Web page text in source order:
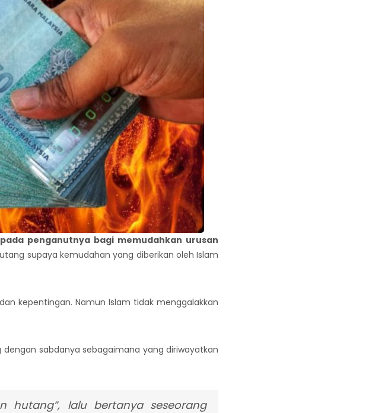
penganutnya bagi memudahkan urusan
supaya kemudahan yang diberikan oleh Islam
kepentingan. Namun Islam tidak menggalakkan
sabdanya sebagaimana yang diriwayatkan
hutang”, lalu bertanya seseorang